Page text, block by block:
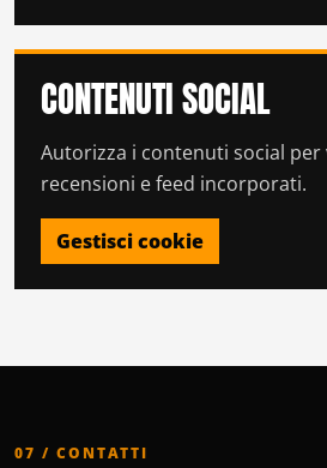
CONTENUTI SOCIAL
Autorizza i contenuti social per
recensioni e feed incorporati.
Gestisci cookie
07 / CONTATTI